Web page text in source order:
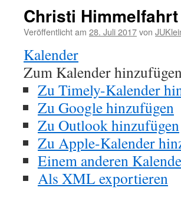
Christi Himmelfahrt
Veröffentlicht am 28. Juli 2017von
Kalender
Zum Kalender
Zu Timely-Kalender
Zu Google hinzufügen
Zu Outlook hinzufügen
Zu Apple-Kalender
Einem anderen
Als XML exportieren